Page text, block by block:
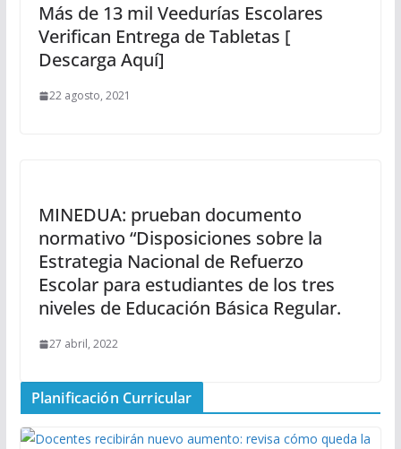
Más de 13 mil Veedurías Escolares
Verifican Entrega de Tabletas [
Descarga Aquí]
22 agosto, 2021
MINEDUA: prueban documento
normativo “Disposiciones sobre la
Estrategia Nacional de Refuerzo
Escolar para estudiantes de los tres
niveles de Educación Básica Regular.
27 abril, 2022
Planificación Curricular